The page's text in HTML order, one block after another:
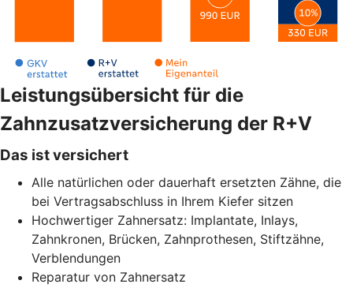
Leistungsübersicht für die
Zahnzusatzversicherung der R+V
Das ist versichert
Alle natürlichen oder dauerhaft ersetzten Zähne, die
bei Vertragsabschluss in Ihrem Kiefer sitzen
Hochwertiger Zahnersatz: Implantate, Inlays,
Zahnkronen, Brücken, Zahnprothesen, Stiftzähne,
Verblendungen
Reparatur von Zahnersatz